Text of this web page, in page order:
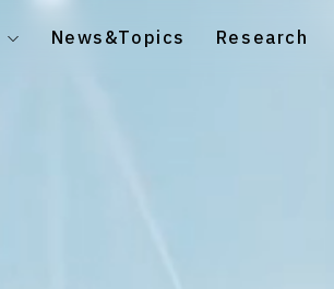
News&Topics Research